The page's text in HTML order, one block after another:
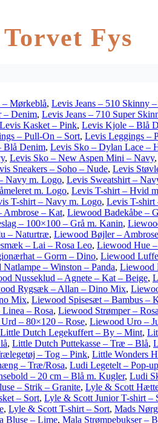
Torvet Fys
– Mørkeblå, Levis Jeans – 510 Skinny
– Denim, Levis Jeans – 710 Super
Levis Kasket – Pink, Levis Kjole – Blå
– Pull-On – Sort, Levis Leggings –
Blå Denim, Levis Sko – Dylan Lace –
, Levis Sko – New Aspen Mini – Navy,
Sneakers – Soho – Nude, Levis
Navy m. Logo, Levis Sweatshirt –
m. Logo, Levis T-shirt – Hvid
T-shirt – Navy m. Logo, Levis T-shirt
Ambrose – Kat, Liewood Badekåbe –
– 100×100 – Grå m. Kanin,
– Naturtræ, Liewood Bøjler –
– Lai – Rosa Leo, Liewood Hue
– Gorm – Dino, Liewood
– Winston – Panda, Liewood
Nusseklud – Agnete – Kat – Beige,
Rygsæk – Allan – Dino Mix,
Mix, Liewood Spisesæt – Bambus –
– Rosa, Liewood Strømper –
– 80×120 – Rose, Liewood Uro –
Little Dutch Legekuffert – By – Mint,
, Little Dutch Puttekasse – Træ – Blå,
– Tog – Pink, Little Wonders
– Træ/Rosa, Ludi Legetelt – Pop-
– 20 cm – Blå m. Kugler, Ludi
– Strik – Granite, Lyle & Scott
– Sort, Lyle & Scott Junior T-shirt –
, Lyle & Scott T-shirt – Sort, Mads
Bluse – Lime, Mala Strømpebukser –